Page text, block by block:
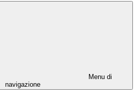
Menu di
navigazione